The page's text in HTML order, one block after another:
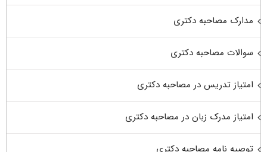
مدارک مصاحبه دکتری
سوالات مصاحبه دکتری
امتیاز تدریس در مصاحبه دکتری
امتیاز مدرک زبان در مصاحبه دکتری
توصیه نامه مصاحبه دکتری